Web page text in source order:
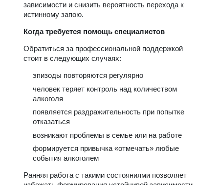
зависимости и снизить вероятность перехода к
истинному запою.
Когда требуется помощь специалистов
Обратиться за профессиональной поддержкой
стоит в следующих случаях:
эпизоды повторяются регулярно
человек теряет контроль над количеством
алкоголя
появляется раздражительность при попытке
отказаться
возникают проблемы в семье или на работе
формируется привычка «отмечать» любые
события алкоголем
Ранняя работа с такими состояниями позволяет